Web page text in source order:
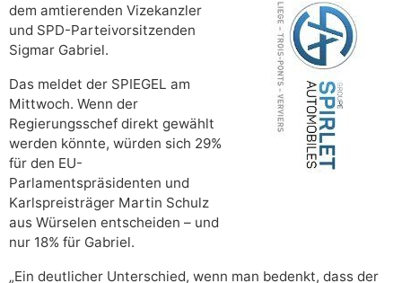
dem amtierenden Vizekanzler
und SPD-Parteivorsitzenden
Sigmar Gabriel.
Das meldet der SPIEGEL am
Mittwoch. Wenn der
Regierungsschef direkt gewählt
werden könnte, würden sich 29%
für den EU-
Parlamentspräsidenten und
Karlspreisträger Martin Schulz
aus Würselen entscheiden – und
nur 18% für Gabriel.
„Ein deutlicher Unterschied, wenn man bedenkt, dass der